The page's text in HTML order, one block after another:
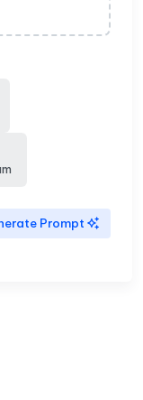
Prompt